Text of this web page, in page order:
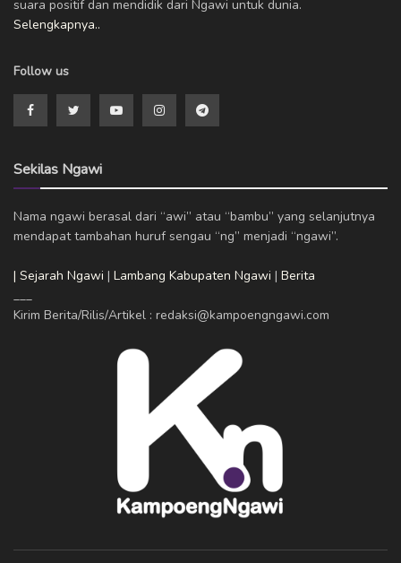
suara positif dan mendidik dari Ngawi untuk dunia.
Selengkapnya..
Follow us
Sekilas Ngawi
Nama ngawi berasal dari “awi” atau “bambu” yang selanjutnya
mendapat tambahan huruf sengau “ng” menjadi “ngawi”.
| Sejarah Ngawi | Lambang Kabupaten Ngawi | Berita
Kirim Berita/Rilis/Artikel : redaksi@kampoengngawi.com